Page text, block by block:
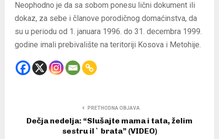
Neophodno je da sa sobom ponesu lični dokument ili
dokaz, za sebe i članove porodičnog domaćinstva, da
su u periodu od 1. januara 1996. do 31. decembra 1999.
godine imali prebivalište na teritoriji Kosova i Metohije.
PRETHODNA OBJAVA
Dečja nedelja: “Slušajte mama i tata, želim
sestru il` brata” (VIDEO)